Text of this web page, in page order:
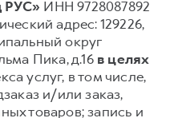
РУС» ИНН 9728087892
адрес: 129226,
округ
Пика, д.16 в целях
услуг, в том числе,
и/или заказ,
товаров; запись и